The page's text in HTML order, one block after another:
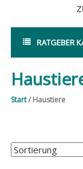
RATGEBER
Start/ Haustiere